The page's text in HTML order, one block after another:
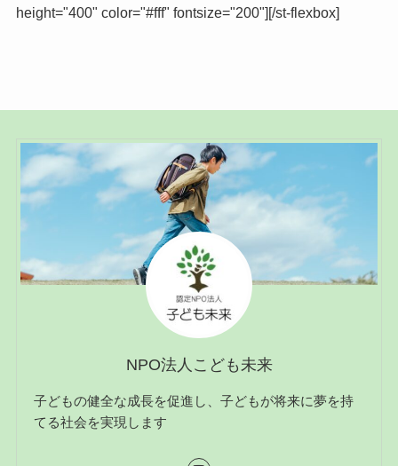
height="400" color="#fff" fontsize="200"][/st-flexbox]
NPO法人こども未来
子どもの健全な成長を促進し、子どもが将来に夢を持
てる社会を実現します